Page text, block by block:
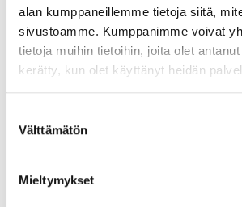
alan kumppaneillemme tietoja siitä,
sivustoamme. Kumppanimme voivat
tietoja muihin tietoihin, joita olet
kerätty, kun olet käyttänyt heidän
valinta
Välttämätön
Mieltymykset
Asiakkaiden kokemus
näkemystä Tapion ja Metsälehden
riippumatonta tietoa ja